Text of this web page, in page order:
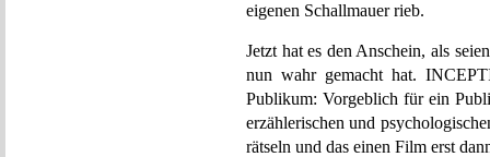
eigenen Schallmauer rieb.
Jetzt hat es den Anschein, als
nun wahr gemacht hat.
Publikum: Vorgeblich für ein
erzählerischen und
rätseln und das einen Film erst